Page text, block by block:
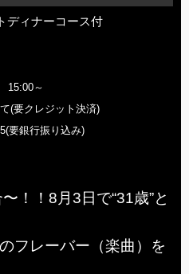
ディナーコース付
15:00～
(要クレジット決済)
要銀行振り込み)
！！8月3日で“31歳”と
フレーバー（楽曲）を